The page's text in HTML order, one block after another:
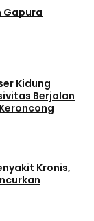
Gapura
Kidung
Berjalan
Kronis,